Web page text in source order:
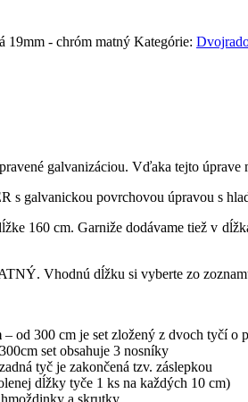
19mm - chróm matný Kategórie:
galvanizáciou. Vďaka tejto úprave
s galvanickou povrchovou úpravou s
160 cm. Garniže dodávame tiež v
. Vhodnú dĺžku si vyberte zo
– od 300 cm je set zložený z dvoch tyčí o
set obsahuje 3 nosníky
tyč je zakončená tzv. záslepkou
dĺžky tyče 1 ks na každých 10 cm)
hmoždinky a skrutky